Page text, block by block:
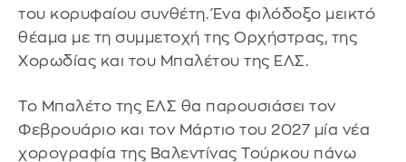
του κορυφαίου συνθέτη. Ένα φιλόδοξο μεικτό
θέαμα με τη συμμετοχή της Ορχήστρας, της
Χορωδίας και του Μπαλέτου της ΕΛΣ.
To Μπαλέτο της ΕΛΣ θα παρουσιάσει τον
Φεβρουάριο και τον Μάρτιο του 2027 μία νέα
χορογραφία της Βαλεντίνας Τούρκου πάνω